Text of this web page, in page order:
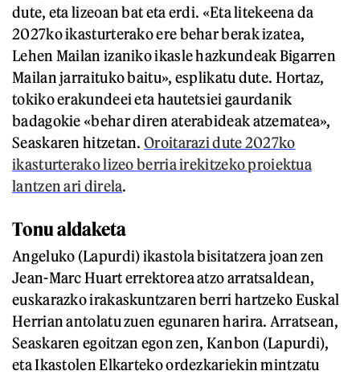
dute, eta lizeoan bat eta erdi. «Eta litekeena da
2027ko ikasturterako ere behar berak izatea,
Lehen Mailan izaniko ikasle hazkundeak Bigarren
Mailan jarraituko baitu», esplikatu dute. Hortaz,
tokiko erakundeei eta hautetsiei gaurdanik
badagokie «behar diren aterabideak atzematea»,
Seaskaren hitzetan.Oroitarazi dute 2027ko
ikasturterako lizeo berria irekitzeko proiektua
lantzen ari direla.
Tonu aldaketa
Angeluko (Lapurdi) ikastola bisitatzera joan zen
Jean-Marc Huart errektorea atzo arratsaldean,
euskarazko irakaskuntzaren berri hartzeko Euskal
Herrian antolatu zuen egunaren harira. Arratsean,
Seaskaren egoitzan egon zen, Kanbon (Lapurdi),
eta Ikastolen Elkarteko ordezkariekin mintzatu